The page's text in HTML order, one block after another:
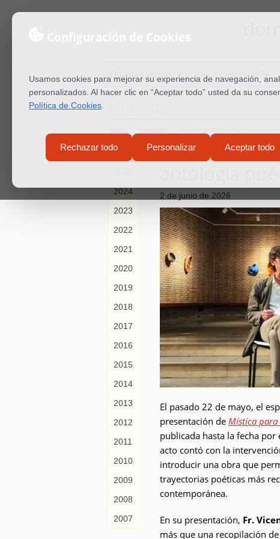
Usamos cookies para mejorar su experiencia de navegación,
personalizados. Al hacer clic en “Aceptar todo” usted da su
Política de Cookies
Rechazar todo Personalizar Aceptar todo
¿Quiénes somos? ¿Dónde estamos?
2026
2024
2023
2022
2021
2020
2019
2018
2017
2016
2015
2014
2013
2012
2011
2010
2009
2008
2007
Fr. Antonio
2 de junio de 2026
El pasado 22 de mayo, el
presentación de Mística para
publicada hasta la fecha
acto contó con la
introducir una obra que
trayectorias poéticas más
contemporánea.
En su presentación, Fr.
más que una recopilación